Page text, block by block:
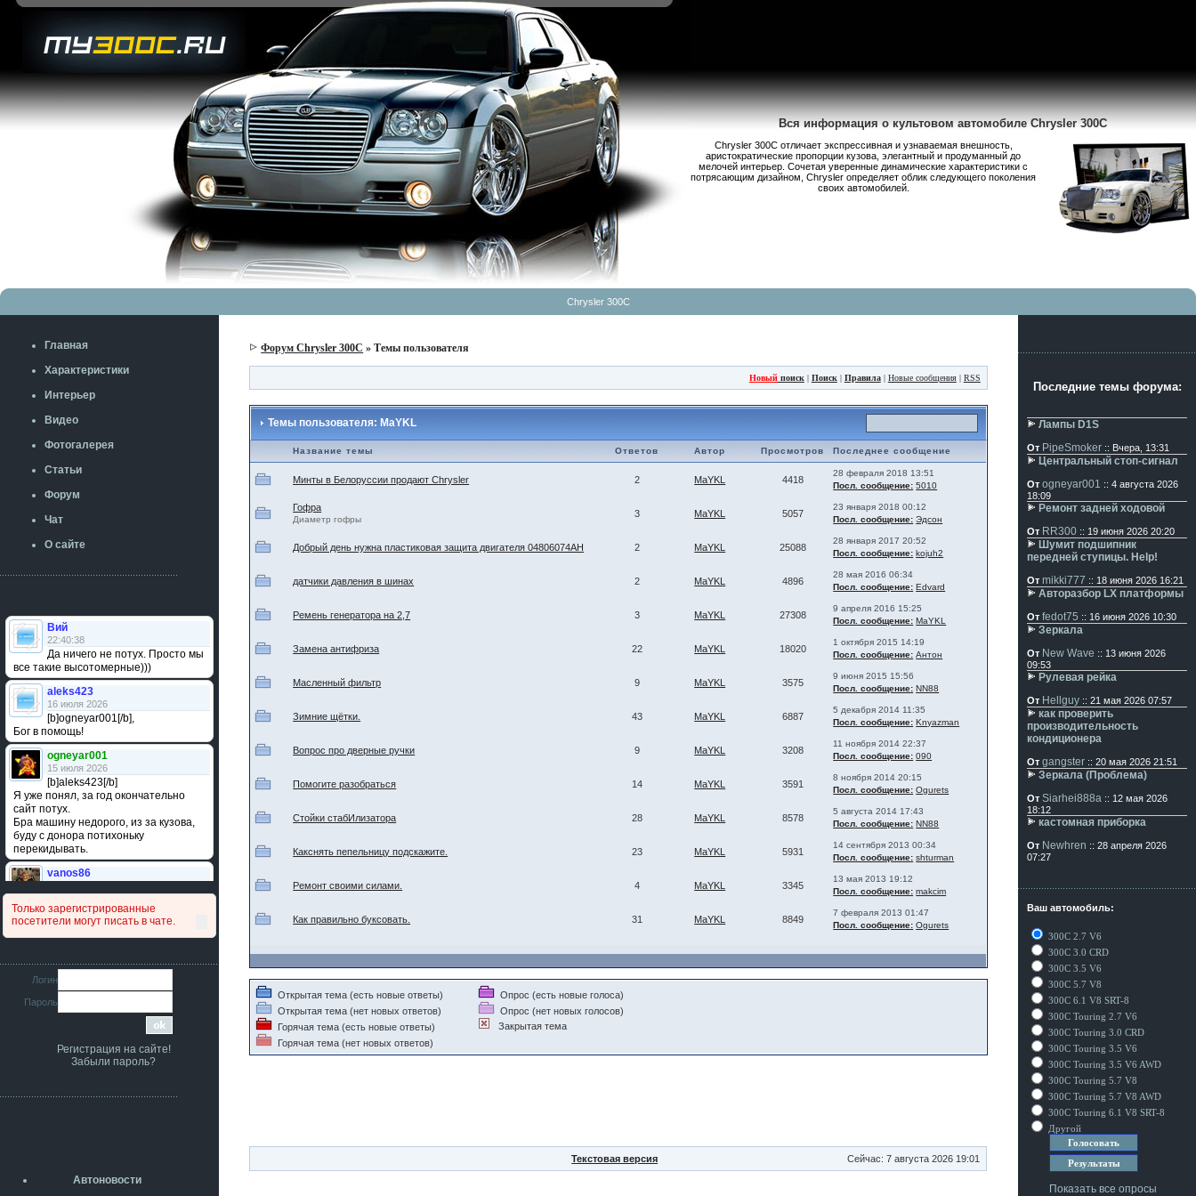
Вся информация о культовом автомобиле Chrysler 300C
Chrysler 300С отличает экспрессивная и узнаваемая внешность,
аристократические пропорции кузова, элегантный и продуманный до
мелочей интерьер. Сочетая уверенные динамические характеристики с
потрясающим дизайном, Chrysler определяет облик следующего поколения
своих автомобилей.
Chrysler 300C
Главная
Характеристики
Интерьер
Видео
Фотогалерея
Статьи
Форум
Чат
О сайте
Вий
22:40:38
Да ничего не потух. Просто мы
все такие высотомерные)))
aleks423
16 июля 2026
[b]ogneyar001[/b],
Бог в помощь!
ogneyar001
15 июля 2026
[b]aleks423[/b]
Я уже понял, за год окончательно
сайт потух.
Бра машину недорого, из за кузова,
буду с донора потихоньку
перекидывать.
vanos86
сравнивал подушку акпп бензиновой и
дизельной машины намера
4578063AG и 4578061AG? По фото
iMrCoffeeBLR4
11 июля 2026
[b]era124[/b],
Ага понял буду знать спасибо
era124
7 июля 2026
разболтовка 5х114.3 спокойно
А здесь уже кладбищенская тишина...
Только зарегистрированные
посетители могут писать в чате.
Логин
Пароль
Регистрация на сайте!
Забыли пароль?
Автоновости
Форум Chrysler 300C » Темы пользователя
Новыйпоиск| Поиск| Правила| Новые сообщения| RSS
Темы пользователя: MaYKL
Название темы Ответов Автор Просмотров Последнее сообщение
Минты в Белоруссии продают Chrysler 2 MaYKL 4418
28 февраля 2018 13:51
Посл. сообщение: 5010
Гофра
Диаметр гофры
3 MaYKL 5057
23 января 2018 00:12
Посл. сообщение: Эдсон
Добрый день нужна пластиковая защита двигателя 04806074AH 2 MaYKL 25088
28 января 2017 20:52
Посл. сообщение: kojuh2
датчики давления в шинах 2 MaYKL 4896
28 мая 2016 06:34
Посл. сообщение: Edvard
Ремень генератора на 2,7 3 MaYKL 27308
9 апреля 2016 15:25
Посл. сообщение: MaYKL
Замена антифриза 22 MaYKL 18020
1 октября 2015 14:19
Посл. сообщение: Антон
Масленный фильтр 9 MaYKL 3575
9 июня 2015 15:56
Посл. сообщение: NN88
Зимние щётки. 43 MaYKL 6887
5 декабря 2014 11:35
Посл. сообщение: Knyazman
Вопрос про дверные ручки 9 MaYKL 3208
11 ноября 2014 22:37
Посл. сообщение: 090
Помогите разобраться 14 MaYKL 3591
8 ноября 2014 20:15
Посл. сообщение: Ogurets
Стойки стабИлизатора 28 MaYKL 8578
5 августа 2014 17:43
Посл. сообщение: NN88
Какснять пепельницу подскажите. 23 MaYKL 5931
14 сентября 2013 00:34
Посл. сообщение: shturman
Ремонт своими силами. 4 MaYKL 3345
13 мая 2013 19:12
Посл. сообщение: makcim
Как правильно буксовать. 31 MaYKL 8849
7 февраля 2013 01:47
Посл. сообщение: Ogurets
Открытая тема (есть новые ответы)
Открытая тема (нет новых ответов)
Горячая тема (есть новые ответы)
Горячая тема (нет новых ответов)
Опрос (есть новые голоса)
Опрос (нет новых голосов)
Закрытая тема
Текстовая версия Сейчас: 7 августа 2026 19:01
Последние темы форума:
Лампы D1S
От PipeSmoker :: Вчера, 13:31
Центральный стоп-сигнал
От ogneyar001 :: 4 августа 2026
18:09
Ремонт задней ходовой
От RR300 :: 19 июня 2026 20:20
Шумит подшипник
передней ступицы. Help!
От mikki777 :: 18 июня 2026 16:21
Авторазбор LX платформы
От fedot75 :: 16 июня 2026 10:30
Зеркала
От New Wave :: 13 июня 2026
09:53
Рулевая рейка
От Hellguy :: 21 мая 2026 07:57
как проверить
производительность
кондиционера
От gangster :: 20 мая 2026 21:51
Зеркала (Проблема)
От Siarhei888a :: 12 мая 2026
18:12
кастомная приборка
От Newhren :: 28 апреля 2026
07:27
Ваш автомобиль:
300C 2.7 V6
300C 3.0 CRD
300C 3.5 V6
300C 5.7 V8
300C 6.1 V8 SRT-8
300C Touring 2.7 V6
300C Touring 3.0 CRD
300C Touring 3.5 V6
300C Touring 3.5 V6 AWD
300C Touring 5.7 V8
300C Touring 5.7 V8 AWD
300C Touring 6.1 V8 SRT-8
Другой
Показать все опросы